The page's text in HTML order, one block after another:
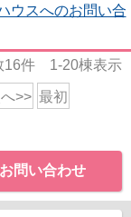
ウスへのお問い合
16件 1-20棟表示
>> 最初
お問い合わせ